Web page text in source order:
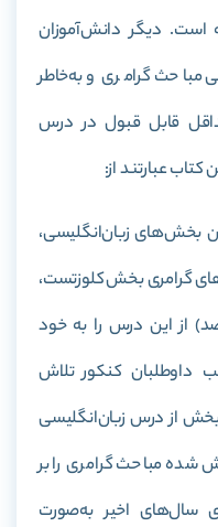
است. دیگر دانش‌آموزان
گرامری و به‌خاطر
قابل قبول در درس
عبارتند از:
بخش‌های زبان‌انگلیسی،
گرامری بخش کلوزتست،
۶ تا ۸ تست (۲۴ تا ۳۲ درصد) از این درس را به خود
کنکور تلاش
از درس زبان‌انگلیسی
شده مباحث گرامری را بر
سال‌های اخیر به‌صورت